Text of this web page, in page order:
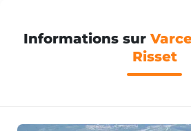
Informations sur
Risset